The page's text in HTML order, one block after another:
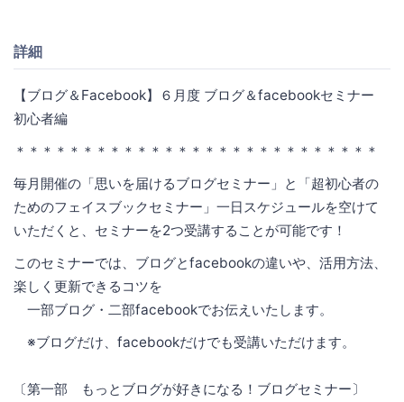
詳細
【ブログ＆Facebook】６月度 ブログ＆facebookセミナー
初心者編
＊＊＊＊＊＊＊＊＊＊＊＊＊＊＊＊＊＊＊＊＊＊＊＊＊＊＊
毎月開催の「思いを届けるブログセミナー」と「超初心者の
ためのフェイスブックセミナー」一日スケジュールを空けて
いただくと、セミナーを2つ受講することが可能です！
このセミナーでは、ブログとfacebookの違いや、活用方法、
楽しく更新できるコツを
一部ブログ・二部facebookでお伝えいたします。
※ブログだけ、facebookだけでも受講いただけます。
〔第一部 もっとブログが好きになる！ブログセミナー〕